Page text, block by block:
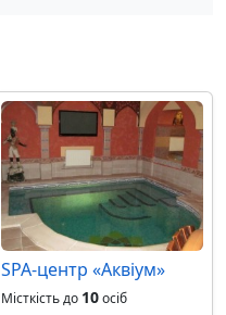
SPA-центр «Аквіум»
Місткість до 10осіб